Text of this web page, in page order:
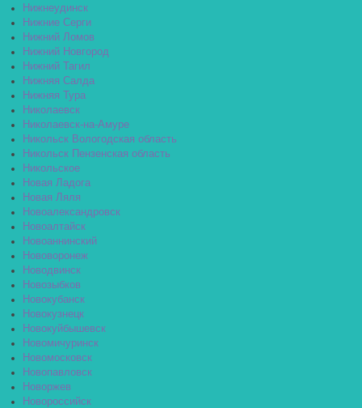
Нижнеудинск
Нижние Серги
Нижний Ломов
Нижний Новгород
Нижний Тагил
Нижняя Салда
Нижняя Тура
Николаевск
Николаевск-на-Амуре
Никольск Вологодская область
Никольск Пензенская область
Никольское
Новая Ладога
Новая Ляля
Новоалександровск
Новоалтайск
Новоаннинский
Нововоронеж
Новодвинск
Новозыбков
Новокубанск
Новокузнецк
Новокуйбышевск
Новомичуринск
Новомосковск
Новопавловск
Новоржев
Новороссийск